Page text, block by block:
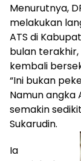
Menurutnya,
melakukan
ATS di
bulan
kembali
“Ini bukan
Namun angka
semakin
Sukarudin.
Ia